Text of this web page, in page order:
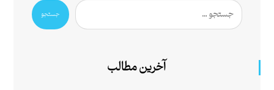
جستجو
آخرین مطالب